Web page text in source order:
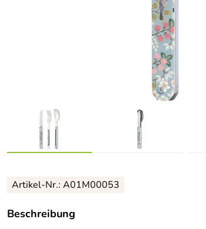
Artikel-Nr.: A01M00053
Beschreibung